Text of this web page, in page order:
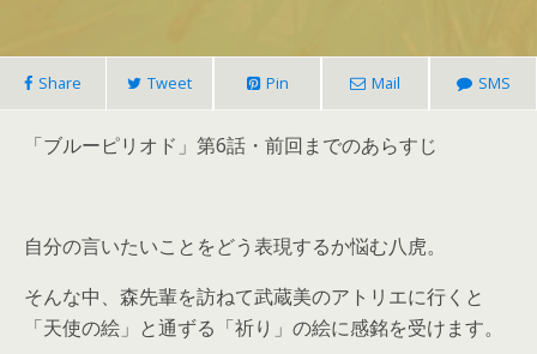
Share Tweet Pin Mail SMS
「ブルーピリオド」第6話・前回までのあらすじ
自分の言いたいことをどう表現するか悩む八虎。
そんな中、森先輩を訪ねて武蔵美のアトリエに行くと
「天使の絵」と通ずる「祈り」の絵に感銘を受けます。